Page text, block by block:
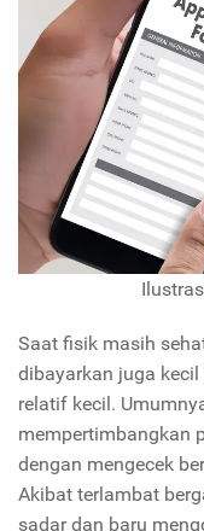
Saat fisik masih
dibayarkan juga
relatif kecil.
mempertimbangkan
dengan mengecek
Akibat terlambat
sadar dan baru